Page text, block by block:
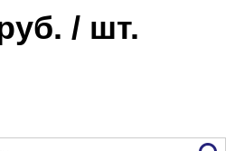
/ шт.